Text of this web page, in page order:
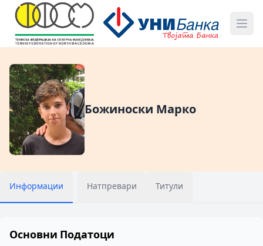
Божиноски Марко
Информации Натпревари Титули
Основни Податоци